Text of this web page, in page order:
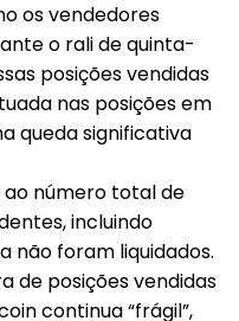
os vendedores
o rali de quinta-
posições vendidas
nas posições em
queda significativa
número total de
incluindo
não foram liquidados.
de posições vendidas
continua “frágil”,